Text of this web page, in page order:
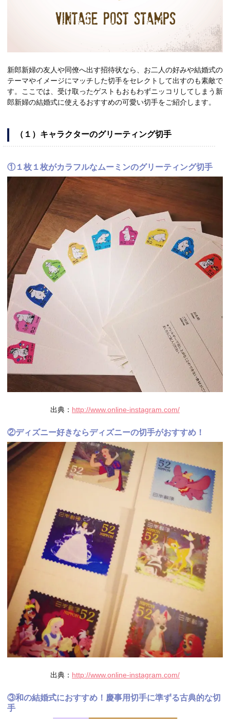
新郎新婦の友人や同僚へ出す招待状なら、お二人の好みや結婚式の
テーマやイメージにマッチした切手をセレクトして出すのも素敵で
す。ここでは、受け取ったゲストもおもわずニッコリしてしまう新
郎新婦の結婚式に使えるおすすめの可愛い切手をご紹介します。
（１）キャラクターのグリーティング切手
①１枚１枚がカラフルなムーミンのグリーティング切手
出典： http://www.online-instagram.com/
②ディズニー好きならディズニーの切手がおすすめ！
出典： http://www.online-instagram.com/
③和の結婚式におすすめ！慶事用切手に準ずる古典的な切
手